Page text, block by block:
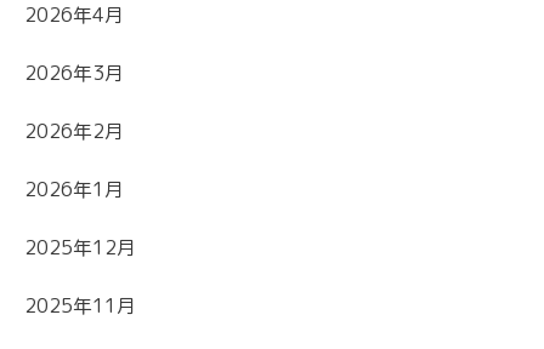
2026年4月
2026年3月
2026年2月
2026年1月
2025年12月
2025年11月